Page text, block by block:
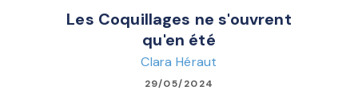
Les Coquillages ne s'ouvrent
qu'en été
Clara Héraut
29/05/2024